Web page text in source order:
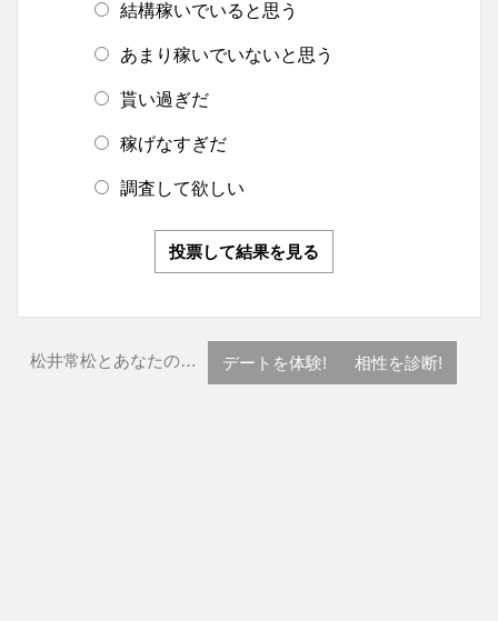
結構稼いでいると思う
あまり稼いでいないと思う
貰い過ぎだ
稼げなすぎだ
調査して欲しい
投票して結果を見る
松井常松とあなたの… デートを体験! 相性を診断!